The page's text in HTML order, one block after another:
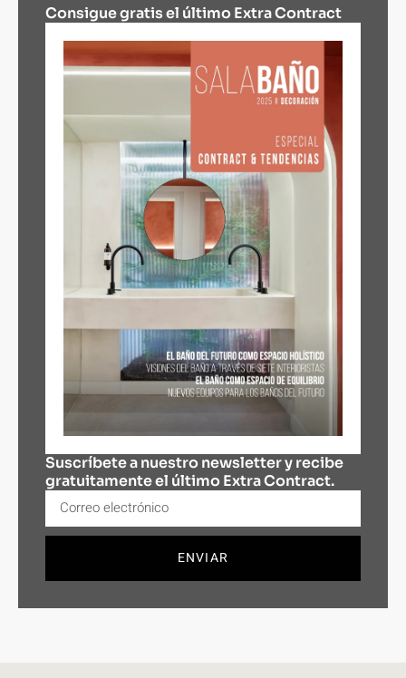
Consigue gratis el último Extra Contract
Suscríbete a nuestro newsletter y recibe
gratuitamente el último Extra Contract.
ENVIAR